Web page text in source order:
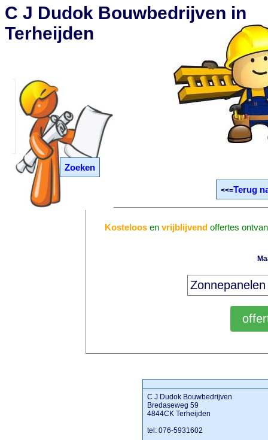
Zoeken
C J Dudok Bouwbedrijven in
Terheijden
<<=Terug
Kosteloos envrijblijvend offertes
C J Dudok Bouwbedrijven
Bredaseweg 59
4844CK Terheijden
tel: 076-5931602